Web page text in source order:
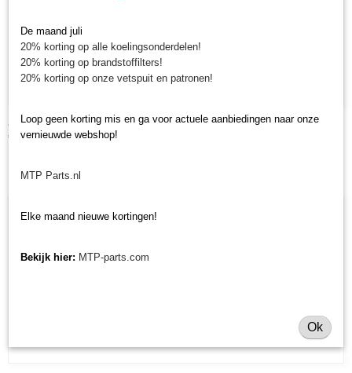
Achteraskeerring Iseki Landhope TU/TU/TX/Sial TF - origineel
€ 53,63
De maand juli
20% korting op alle koelingsonderdelen!
20% korting op brandstoffilters!
20% korting op onze vetspuit en patronen!
Loop geen korting mis en ga voor actuele aanbiedingen naar onze
vernieuwde webshop!
MTP Parts.nl
Elke maand nieuwe kortingen!
Bekijk hier: MTP-parts.com
Ok